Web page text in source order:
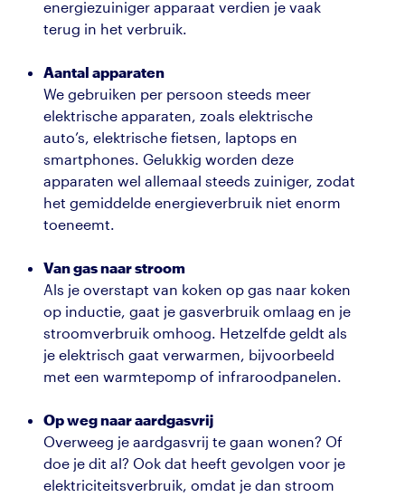
energiezuiniger apparaat verdien je vaak
terug in het verbruik.
Aantal apparaten
We gebruiken per persoon steeds meer
elektrische apparaten, zoals elektrische
auto’s, elektrische fietsen, laptops en
smartphones. Gelukkig worden deze
apparaten wel allemaal steeds zuiniger, zodat
het gemiddelde energieverbruik niet enorm
toeneemt.
Van gas naar stroom
Als je overstapt van koken op gas naar koken
op inductie, gaat je gasverbruik omlaag en je
stroomverbruik omhoog. Hetzelfde geldt als
je elektrisch gaat verwarmen, bijvoorbeeld
met een warmtepomp of infraroodpanelen.
Op weg naar aardgasvrij
Overweeg je aardgasvrij te gaan wonen? Of
doe je dit al? Ook dat heeft gevolgen voor je
elektriciteitsverbruik, omdat je dan stroom